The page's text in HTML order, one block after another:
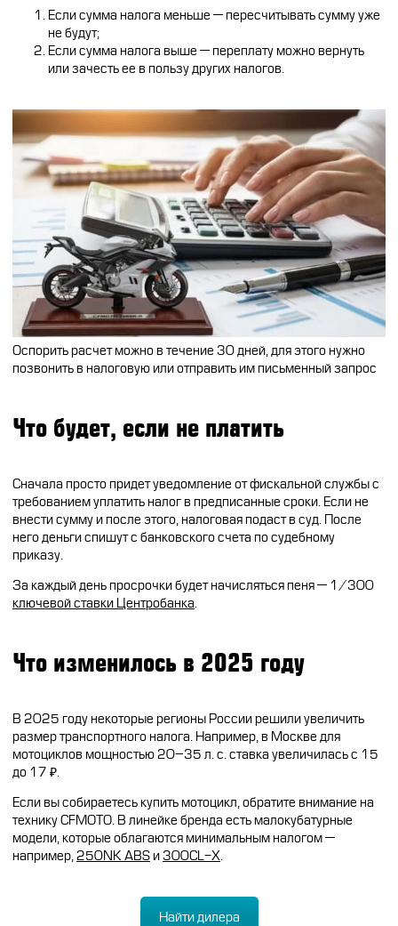
Если сумма налога меньше — пересчитывать сумму уже
не будут;
Если сумма налога выше — переплату можно вернуть
или зачесть ее в пользу других налогов.
Оспорить расчет можно в течение 30 дней, для этого нужно
позвонить в налоговую или отправить им письменный запрос
Что будет, если не платить
Сначала просто придет уведомление от фискальной службы с
требованием уплатить налог в предписанные сроки. Если не
внести сумму и после этого, налоговая подаст в суд. После
него деньги спишут с банковского счета по судебному
приказу.
За каждый день просрочки будет начисляться пеня — 1/300
ключевой ставки Центробанка.
Что изменилось в 2025 году
В 2025 году некоторые регионы России решили увеличить
размер транспортного налога. Например, в Москве для
мотоциклов мощностью 20–35 л. с. ставка увеличилась с 15
до 17 ₽.
Если вы собираетесь купить мотоцикл, обратите внимание на
технику CFMOTO. В линейке бренда есть малокубатурные
модели, которые облагаются минимальным налогом —
например,250NK ABSи300CL-X.
Найти дилера